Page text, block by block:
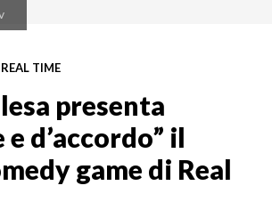
REAL TIME
presenta
e d’accordo” il
game di Real